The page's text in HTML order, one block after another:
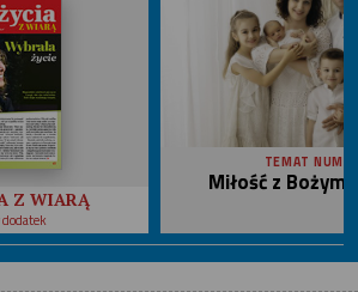
Z WIARĄ
TEMAT
Miłość z